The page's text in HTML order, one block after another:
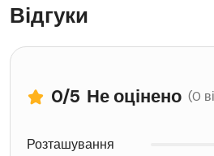
Відгуки
0/5 Не оцінено (0
Розташування